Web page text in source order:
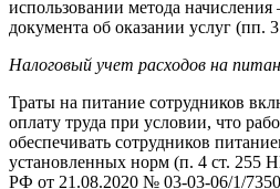
использовании метода
документа об оказании услуг
Налоговый учет расходов на
Траты на питание сотрудников
оплату труда при условии, что
обеспечивать сотрудников
установленных норм (п. 4 ст.
РФ от 21.08.2020 № 03-03-06/1/